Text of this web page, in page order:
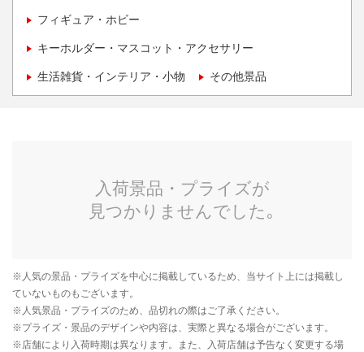
フィギュア・ホビー
キーホルダー・マスコット・アクセサリー
生活雑貨・インテリア・小物 その他景品